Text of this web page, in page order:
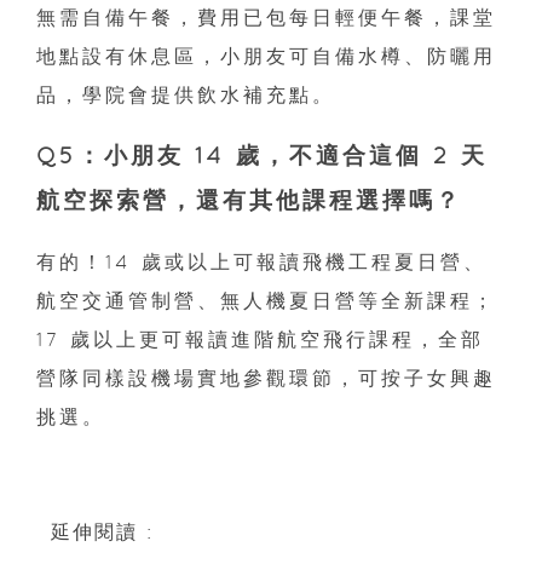
無需自備午餐，費用已包每日輕便午餐，課堂
地點設有休息區，小朋友可自備水樽、防曬用
品，學院會提供飲水補充點。
Q5：小朋友 14 歲，不適合這個 2 天
航空探索營，還有其他課程選擇嗎？
有的！14 歲或以上可報讀飛機工程夏日營、
航空交通管制營、無人機夏日營等全新課程；
17 歲以上更可報讀進階航空飛行課程，全部
營隊同樣設機場實地參觀環節，可按子女興趣
挑選。
延伸閱讀 :